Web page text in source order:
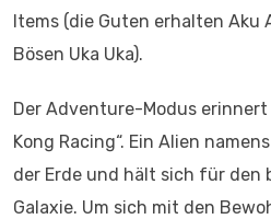
Items (die Guten erhalten Aku
Bösen Uka Uka).
Der Adventure-Modus
Kong Racing“. Ein Alien
der Erde und hält sich für den
Galaxie. Um sich mit den